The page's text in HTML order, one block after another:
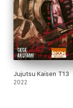
Jujutsu Kaisen T13
2022